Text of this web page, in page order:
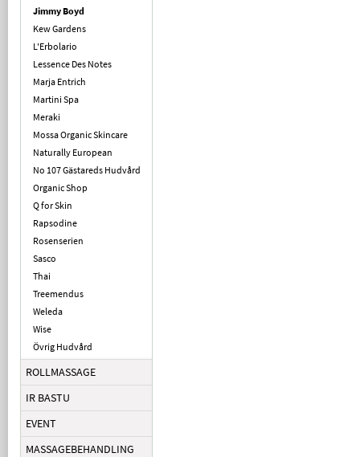
Jimmy Boyd
Kew Gardens
L'Erbolario
Lessence Des Notes
Marja Entrich
Martini Spa
Meraki
Mossa Organic Skincare
Naturally European
No 107 Gästareds Hudvård
Organic Shop
Q for Skin
Rapsodine
Rosenserien
Sasco
Thai
Treemendus
Weleda
Wise
Övrig Hudvård
ROLLMASSAGE
IR BASTU
EVENT
MASSAGEBEHANDLING